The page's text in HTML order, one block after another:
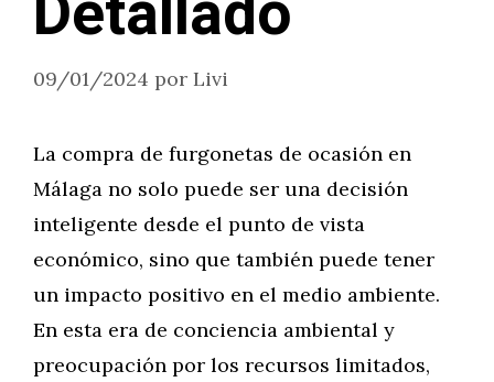
09/01/2024 por Livi
La compra de furgonetas de ocasión en
Málaga no solo puede ser una decisión
inteligente desde el punto de vista
económico, sino que también puede tener
un impacto positivo en el medio ambiente.
En esta era de conciencia ambiental y
preocupación por los recursos limitados,